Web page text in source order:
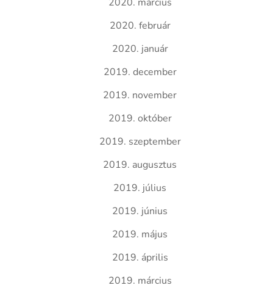
2020. február
2020. január
2019. december
2019. november
2019. október
2019. szeptember
2019. augusztus
2019. július
2019. június
2019. május
2019. április
2019. március